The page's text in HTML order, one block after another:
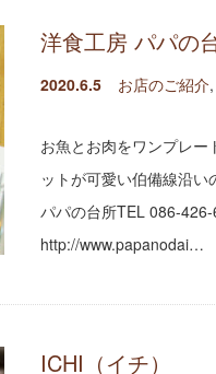
洋食工房 パパの
2020.6.5 お店のご紹介,
お魚とお肉をワンプレ
ットが可愛い伯備線沿
パパの台所TEL 086-
http://www.papanodai…
ICHI（イチ）